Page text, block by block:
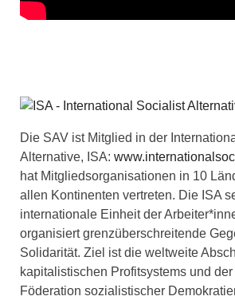
Die SAV ist Mitglied in der
Alternative, ISA:
hat Mitgliedsorganisationen in 10
allen Kontinenten vertreten. Die ISA
internationale Einheit der
organisiert grenzüberschreitende
Solidarität. Ziel ist die weltweite
kapitalistischen Profitsystems und
Föderation sozialistischer